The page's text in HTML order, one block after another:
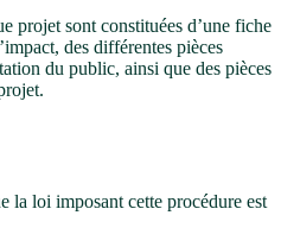
projet sont constituées d’une fiche
des différentes pièces
du public, ainsi que des pièces
la loi imposant cette procédure est